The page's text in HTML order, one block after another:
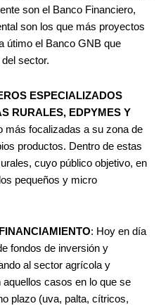
son el Banco Financiero,
son los que más proyectos
útimo el Banco GNB que
sector.
ESPECIALIZADOS
RURALES, EDPYMES Y
más focalizadas a su zona de
productos. Dentro de estas
cuyo público objetivo, en
pequeños y micro
: Hoy en día
fondos de inversión y
al sector agrícola y
casos en lo que se
plazo (uva, palta, cítricos,